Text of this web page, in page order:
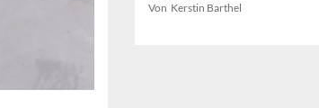
Von Kerstin Barthel